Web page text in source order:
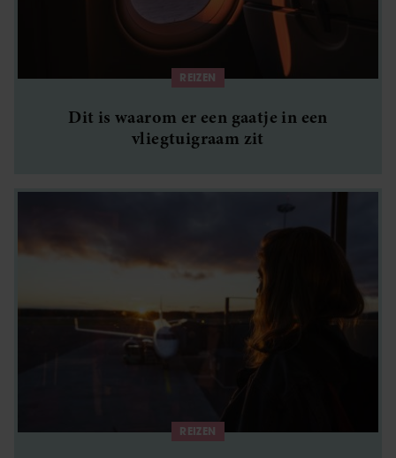
REIZEN
Dit is waarom er een gaatje in een
vliegtuigraam zit
REIZEN